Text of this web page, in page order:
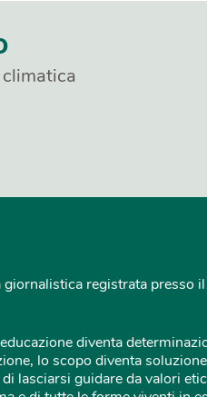
giornalistica registrata presso
diventa
lo scopo diventa
lasciarsi guidare da valori